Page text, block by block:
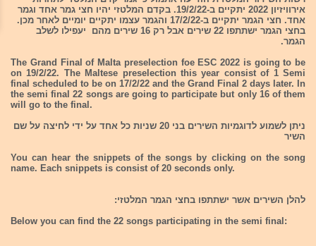
אירוויזיון 2022 יתקיים ב-19/2/22. בקדם המלטזי יהיו חצי גמר אחד וגמר
אחד. חצי הגמר יתקיים ב-17/2/22 והגמר עצמו יתקיים יומיים לאחר מכן.
בחצי הגמר ישתתפו 22 שירים אבל רק 16 שירים מהם יעפילו לשלב
הגמר.
The Grand Final of Malta preselection foe ESC 2022 is going to be
on 19/2/22. The Maltese preselection this year consist of 1 Semi
final scheduled to be on 17/2/22 and the Grand Final 2 days later. In
the semi final 22 songs are going to participate but only 16 of them
will go to the final.
ניתן לשמוע לדוגמיות השירים בני 20 שניות כל אחד על ידי לחיצה על שם
השיר
You can hear the snippets of the songs by clicking on the song
name. Each snippets is consist of 20 seconds only.
להלן השירים אשר ישתתפו בחצי הגמר המלטזי:
Below you can find the 22 songs participating in the semi final: